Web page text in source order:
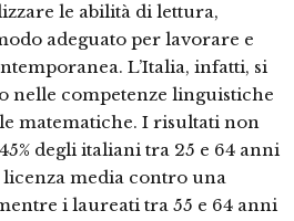
le abilità di lettura,
adeguato per lavorare e
L’Italia, infatti, si
nelle competenze linguistiche
matematiche. I risultati non
degli italiani tra 25 e 64 anni
media contro una
i laureati tra 55 e 64 anni